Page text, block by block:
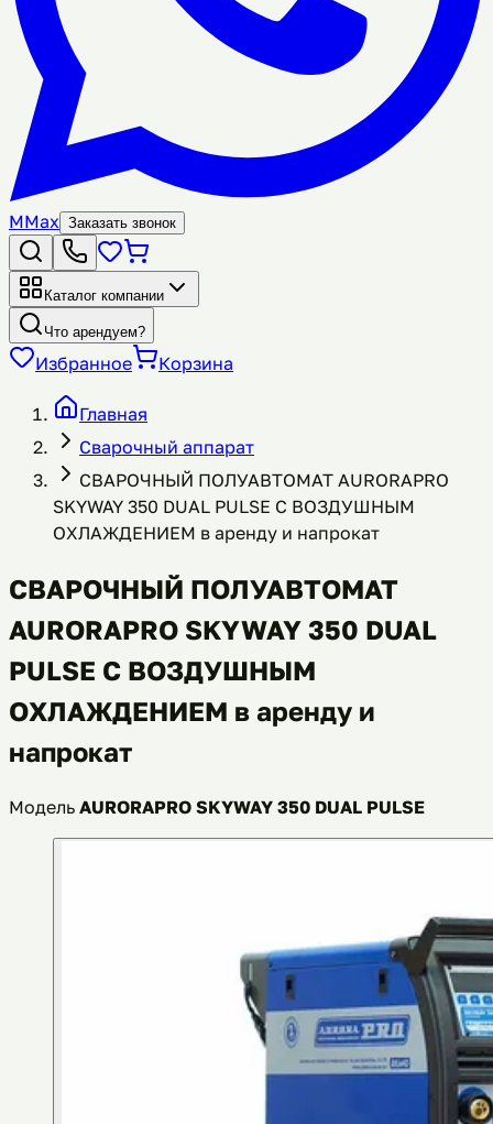
MMax Заказать звонок
Каталог компании
Что арендуем?
Избранное Корзина
Главная
Сварочный аппарат
СВАРОЧНЫЙ ПОЛУАВТОМАТ AURORAPRO
SKYWAY 350 DUAL PULSE С ВОЗДУШНЫМ
ОХЛАЖДЕНИЕМ в аренду и напрокат
СВАРОЧНЫЙ ПОЛУАВТОМАТ
AURORAPRO SKYWAY 350 DUAL
PULSE С ВОЗДУШНЫМ
ОХЛАЖДЕНИЕМ в аренду и
напрокат
Модель AURORAPRO SKYWAY 350 DUAL PULSE